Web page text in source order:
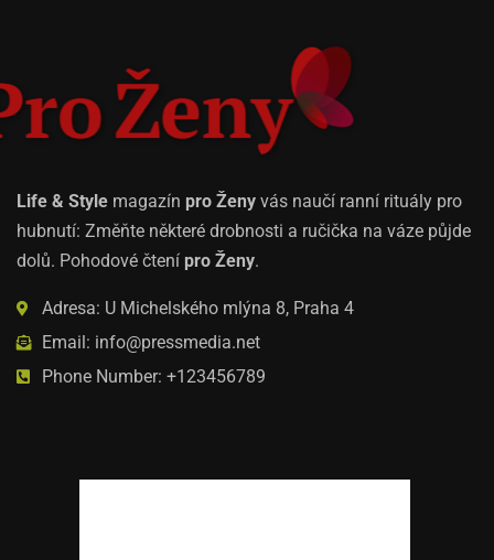
Life & Style magazín pro Ženy vás naučí ranní rituály pro
hubnutí: Změňte některé drobnosti a ručička na váze půjde
dolů. Pohodové čtení pro Ženy.
Adresa: U Michelského mlýna 8, Praha 4
Email: info@pressmedia.net
Phone Number: +123456789